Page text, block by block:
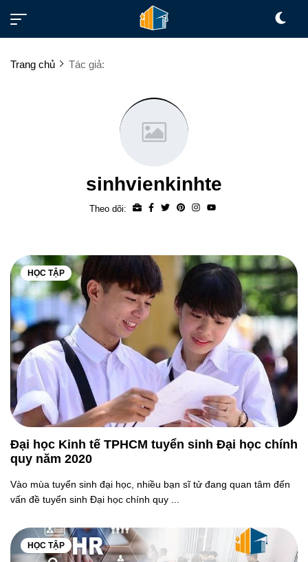
Trang chủ Tác giả:
sinhvienkinhte
Theo dõi:
HỌC TẬP
Đại học Kinh tế TPHCM tuyển sinh Đại học chính
quy năm 2020
Vào mùa tuyển sinh đại học, nhiều bạn sĩ tử đang quan tâm đến
vấn đề tuyển sinh Đại học chính quy ...
HỌC TẬP